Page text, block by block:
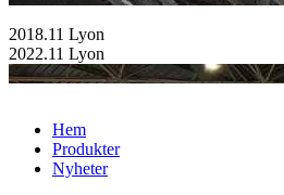
2018.11 Lyon
2022.11 Lyon
Hem
Produkter
Nyheter